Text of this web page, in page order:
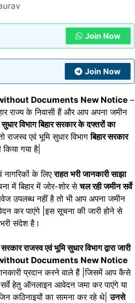
Join Now
Join Now
Documents New Notice –
राज्य के निवासी हैं और आप अपना जमीन
विभाग बिहार सरकार के दफ्तरों का
राजस्व एवं भूमि सुधार विभागबिहार सरकार
किया गया है|
नागरिकों के लिएराहत भरी जानकारी साझा
में बिहार में जोर-शोर सेचल रही जमीन सर्वे
उपलब्ध नहीं है तो भी आप अपना जमीन
कर पाएंगे |इस सूचना की जारी होने से
संदेश है।
सरकार राजस्व एवं भूमि सुधार विभाग द्वारा जारी
Documents New Notice
प्रदान करने वाले हैं |जिसमें आप कैसे
हेतु ऑनलाइन आवेदन जमा कर पाएंगे या
कठिनाइयों का सामना कर रहे थे|उनसे